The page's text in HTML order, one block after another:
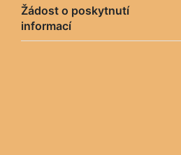
Žádost o poskytnutí
informací